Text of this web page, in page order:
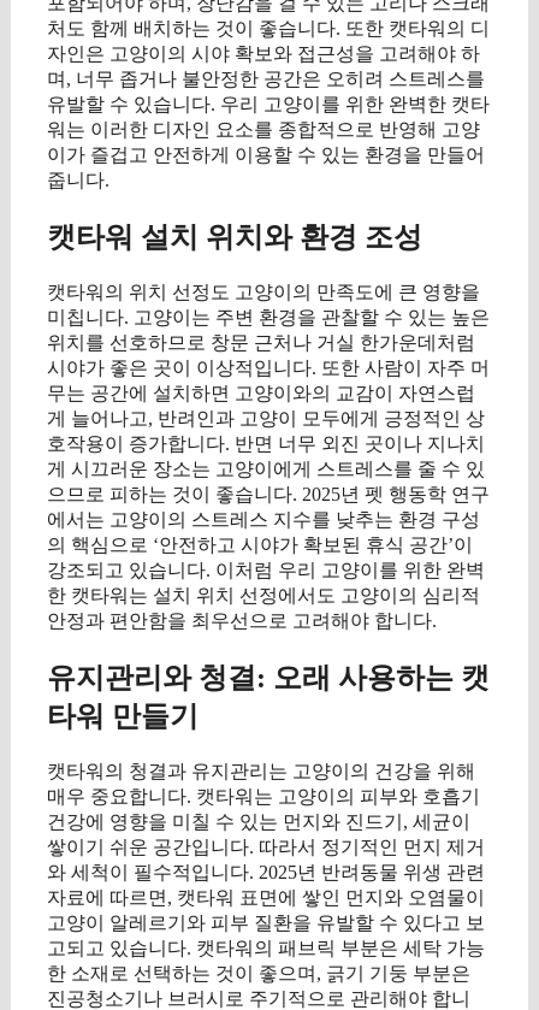
처도 함께 배치하는 것이 좋습니다. 또한 캣타워의 디
자인은 고양이의 시야 확보와 접근성을 고려해야 하
며, 너무 좁거나 불안정한 공간은 오히려 스트레스를
유발할 수 있습니다. 우리 고양이를 위한 완벽한 캣타
워는 이러한 디자인 요소를 종합적으로 반영해 고양
이가 즐겁고 안전하게 이용할 수 있는 환경을 만들어
줍니다.
캣타워 설치 위치와 환경 조성
캣타워의 위치 선정도 고양이의 만족도에 큰 영향을
미칩니다. 고양이는 주변 환경을 관찰할 수 있는 높은
위치를 선호하므로 창문 근처나 거실 한가운데처럼
시야가 좋은 곳이 이상적입니다. 또한 사람이 자주 머
무는 공간에 설치하면 고양이와의 교감이 자연스럽
게 늘어나고, 반려인과 고양이 모두에게 긍정적인 상
호작용이 증가합니다. 반면 너무 외진 곳이나 지나치
게 시끄러운 장소는 고양이에게 스트레스를 줄 수 있
으므로 피하는 것이 좋습니다. 2025년 펫 행동학 연구
에서는 고양이의 스트레스 지수를 낮추는 환경 구성
의 핵심으로 ‘안전하고 시야가 확보된 휴식 공간’이
강조되고 있습니다. 이처럼 우리 고양이를 위한 완벽
한 캣타워는 설치 위치 선정에서도 고양이의 심리적
안정과 편안함을 최우선으로 고려해야 합니다.
유지관리와 청결: 오래 사용하는 캣
타워 만들기
캣타워의 청결과 유지관리는 고양이의 건강을 위해
매우 중요합니다. 캣타워는 고양이의 피부와 호흡기
건강에 영향을 미칠 수 있는 먼지와 진드기, 세균이
쌓이기 쉬운 공간입니다. 따라서 정기적인 먼지 제거
와 세척이 필수적입니다. 2025년 반려동물 위생 관련
자료에 따르면, 캣타워 표면에 쌓인 먼지와 오염물이
고양이 알레르기와 피부 질환을 유발할 수 있다고 보
고되고 있습니다. 캣타워의 패브릭 부분은 세탁 가능
한 소재로 선택하는 것이 좋으며, 긁기 기둥 부분은
진공청소기나 브러시로 주기적으로 관리해야 합니